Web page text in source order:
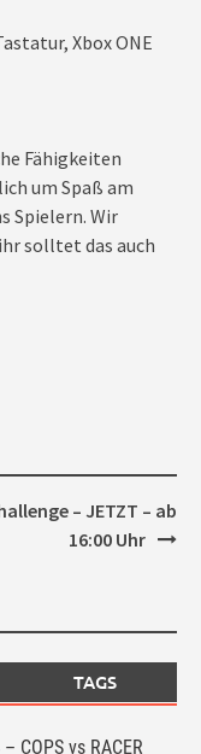
Xbox ONE
Fähigkeiten
um Spaß am
Spielern. Wir
solltet das auch
– JETZT – ab
16:00 Uhr
TAGS
COPS vs RACER